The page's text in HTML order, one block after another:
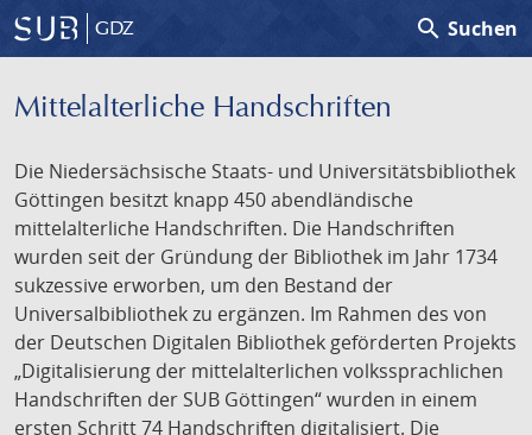
GDZ search Suchen
Mittelalterliche Handschriften
Die Niedersächsische Staats- und Universitätsbibliothek
Göttingen besitzt knapp 450 abendländische
mittelalterliche Handschriften. Die Handschriften
wurden seit der Gründung der Bibliothek im Jahr 1734
sukzessive erworben, um den Bestand der
Universalbibliothek zu ergänzen. Im Rahmen des von
der Deutschen Digitalen Bibliothek geförderten Projekts
„Digitalisierung der mittelalterlichen volkssprachlichen
Handschriften der SUB Göttingen“ wurden in einem
ersten Schritt 74 Handschriften digitalisiert. Die